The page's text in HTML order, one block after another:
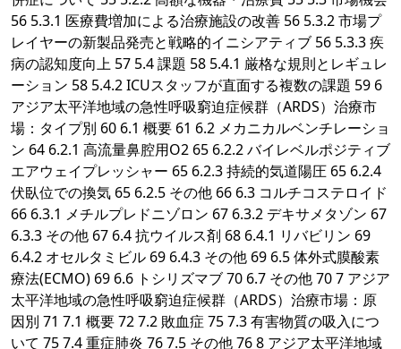
56 5.3.1 医療費増加による治療施設の改善 56 5.3.2 市場プ
レイヤーの新製品発売と戦略的イニシアティブ 56 5.3.3 疾
病の認知度向上 57 5.4 課題 58 5.4.1 厳格な規則とレギュレ
ーション 58 5.4.2 ICUスタッフが直面する複数の課題 59 6
アジア太平洋地域の急性呼吸窮迫症候群（ARDS）治療市
場：タイプ別 60 6.1 概要 61 6.2 メカニカルベンチレーショ
ン 64 6.2.1 高流量鼻腔用O2 65 6.2.2 バイレベルポジティブ
エアウェイプレッシャー 65 6.2.3 持続的気道陽圧 65 6.2.4
伏臥位での換気 65 6.2.5 その他 66 6.3 コルチコステロイド
66 6.3.1 メチルプレドニゾロン 67 6.3.2 デキサメタゾン 67
6.3.3 その他 67 6.4 抗ウイルス剤 68 6.4.1 リバビリン 69
6.4.2 オセルタミビル 69 6.4.3 その他 69 6.5 体外式膜酸素
療法(ECMO) 69 6.6 トシリズマブ 70 6.7 その他 70 7 アジア
太平洋地域の急性呼吸窮迫症候群（ARDS）治療市場：原
因別 71 7.1 概要 72 7.2 敗血症 75 7.3 有害物質の吸入につ
いて 75 7.4 重症肺炎 76 7.5 その他 76 8 アジア太平洋地域